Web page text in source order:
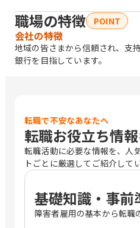
職場の特徴 POINT
会社の特徴
地域の皆さまから信頼され、支
銀行を目指しています。
転職で不安なあなたへ
転職お役立ち情報
転職活動に必要な情報を、人
トごとに厳選してご紹介してい
基礎知識・事前
障害者雇用の基本から転職